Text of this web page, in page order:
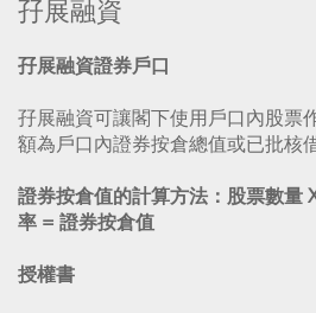
孖展融資
孖展融資證券戶口
孖展融資可讓閣下使用戶口內股票
額為戶口內證券按倉總值或已批核
證券按倉值的計算方法：股票數量
率 = 證券按倉值
授權書